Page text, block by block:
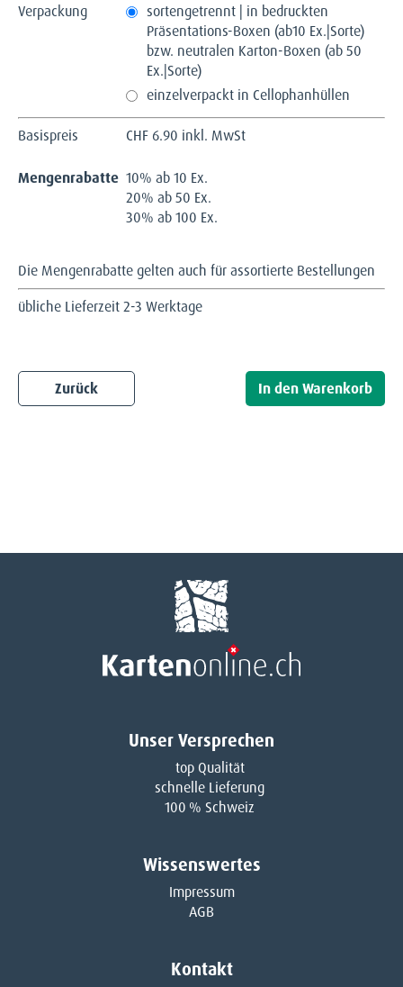
Verpackung
sortengetrennt | in bedruckten
Präsentations-Boxen (ab10 Ex.|Sorte)
bzw. neutralen Karton-Boxen (ab 50
Ex.|Sorte)
einzelverpackt in Cellophanhüllen
Basispreis CHF 6.90 inkl. MwSt
Mengenrabatte 10% ab 10 Ex.
20% ab 50 Ex.
30% ab 100 Ex.
Die Mengenrabatte gelten auch für assortierte Bestellungen
übliche Lieferzeit 2-3 Werktage
Zurück
Unser Versprechen
top Qualität
schnelle Lieferung
100 % Schweiz
Wissenswertes
Impressum
AGB
Kontakt